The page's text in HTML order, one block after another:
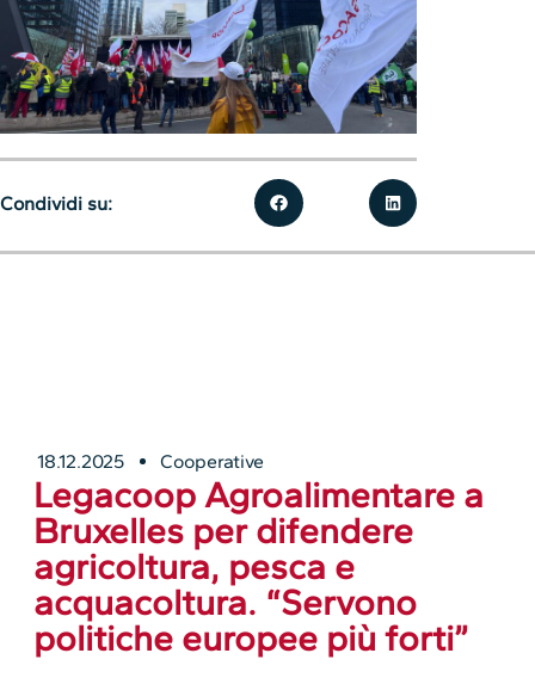
18.12.2025 Cooperative
Legacoop Agroalimentare a
Bruxelles per difendere
agricoltura, pesca e
acquacoltura. “Servono
politiche europee più forti”
Condividi su: